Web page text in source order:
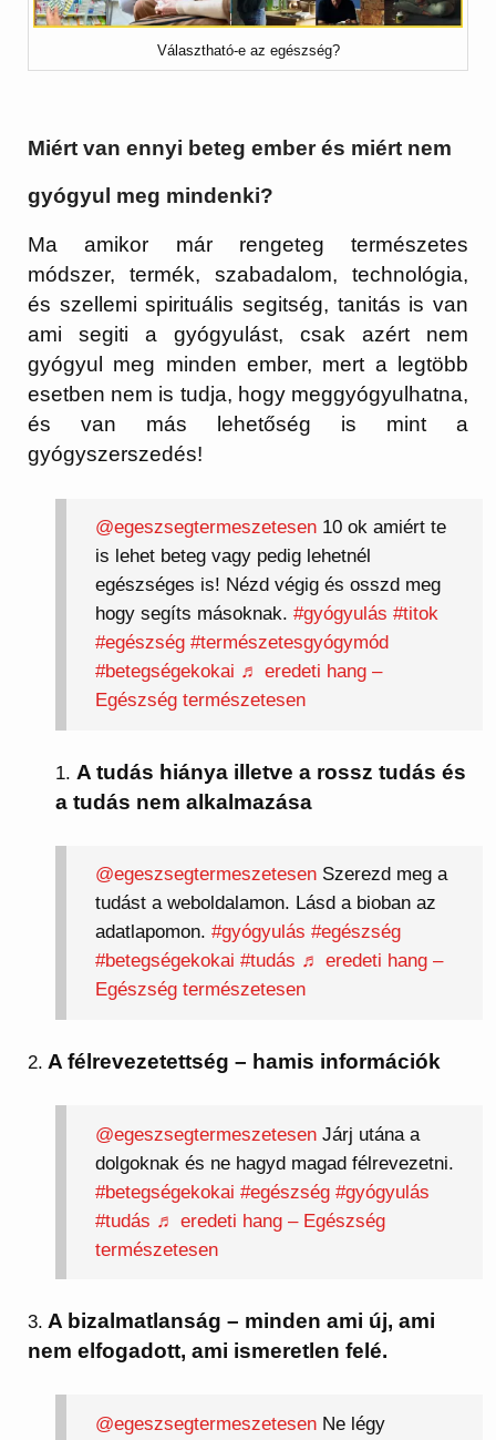
Választható-e az egészség?
Miért van ennyi beteg ember és miért nem
gyógyul meg mindenki?
Ma amikor már rengeteg természetes
módszer, termék, szabadalom, technológia,
és szellemi spirituális segitség, tanitás is van
ami segiti a gyógyulást, csak azért nem
gyógyul meg minden ember, mert a legtöbb
esetben nem is tudja, hogy meggyógyulhatna,
és van más lehetőség is mint a
gyógyszerszedés!
@egeszsegtermeszetesen10 ok amiért te
is lehet beteg vagy pedig lehetnél
egészséges is! Nézd végig és osszd meg
hogy segíts másoknak. #gyógyulás #titok
#egészség #természetesgyógymód
#betegségekokai ♬ eredeti hang –
Egészség természetesen
A tudás hiánya illetve a rossz tudás és
a tudás nem alkalmazása
@egeszsegtermeszetesenSzerezd meg a
tudást a weboldalamon. Lásd a bioban az
adatlapomon. #gyógyulás #egészség
#betegségekokai #tudás ♬ eredeti hang –
Egészség természetesen
2. A félrevezetettség – hamis információk
@egeszsegtermeszetesenJárj utána a
dolgoknak és ne hagyd magad félrevezetni.
#betegségekokai #egészség #gyógyulás
#tudás ♬ eredeti hang – Egészség
természetesen
3. A bizalmatlanság – minden ami új, ami
nem elfogadott, ami ismeretlen felé.
@egeszsegtermeszetesenNe légy